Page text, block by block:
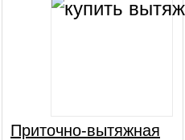
Приточно-вытяжная